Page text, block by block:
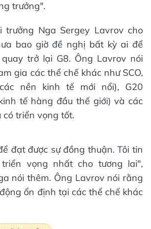
trưởng".
trưởng Nga Sergey Lavrov cho
bao giờ đề nghị bất kỳ ai để
trở lại G8. Ông Lavrov nói
gia các thể chế khác như SCO,
các nền kinh tế mới nổi), G20
tế hàng đầu thế giới) và các
triển vọng tốt.
đạt được sự đồng thuận. Tôi tin
vọng nhất cho tương lai",
nói thêm. Ông Lavrov nói rằng
ổn định tại các thể chế khác